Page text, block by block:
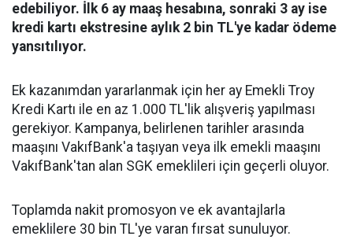
edebiliyor. İlk 6 ay maaş hesabına, sonraki 3 ay ise
kredi kartı ekstresine aylık 2 bin TL'ye kadar ödeme
yansıtılıyor.
Ek kazanımdan yararlanmak için her ay Emekli Troy
Kredi Kartı ile en az 1.000 TL'lik alışveriş yapılması
gerekiyor. Kampanya, belirlenen tarihler arasında
maaşını VakıfBank'a taşıyan veya ilk emekli maaşını
VakıfBank'tan alan SGK emeklileri için geçerli oluyor.
Toplamda nakit promosyon ve ek avantajlarla
emeklilere 30 bin TL'ye varan fırsat sunuluyor.